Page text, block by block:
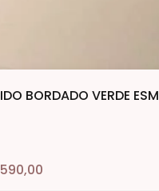
BORDADO VERDE